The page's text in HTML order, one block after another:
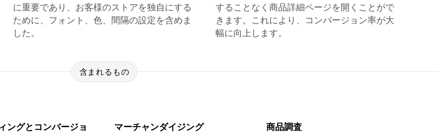
に重要であり、お客様のストアを独自にする
ために、フォント、色、間隔の設定を含めま
した。
することなく商品詳細ページを開くことがで
きます。これにより、コンバージョン率が大
幅に向上します。
含まれるもの
ングとコンバージョ
マーチャンダイジング 商品調査